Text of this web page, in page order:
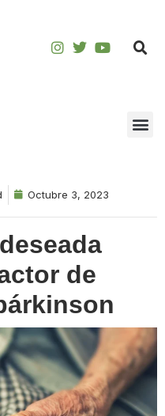
Octubre 3, 2023
de